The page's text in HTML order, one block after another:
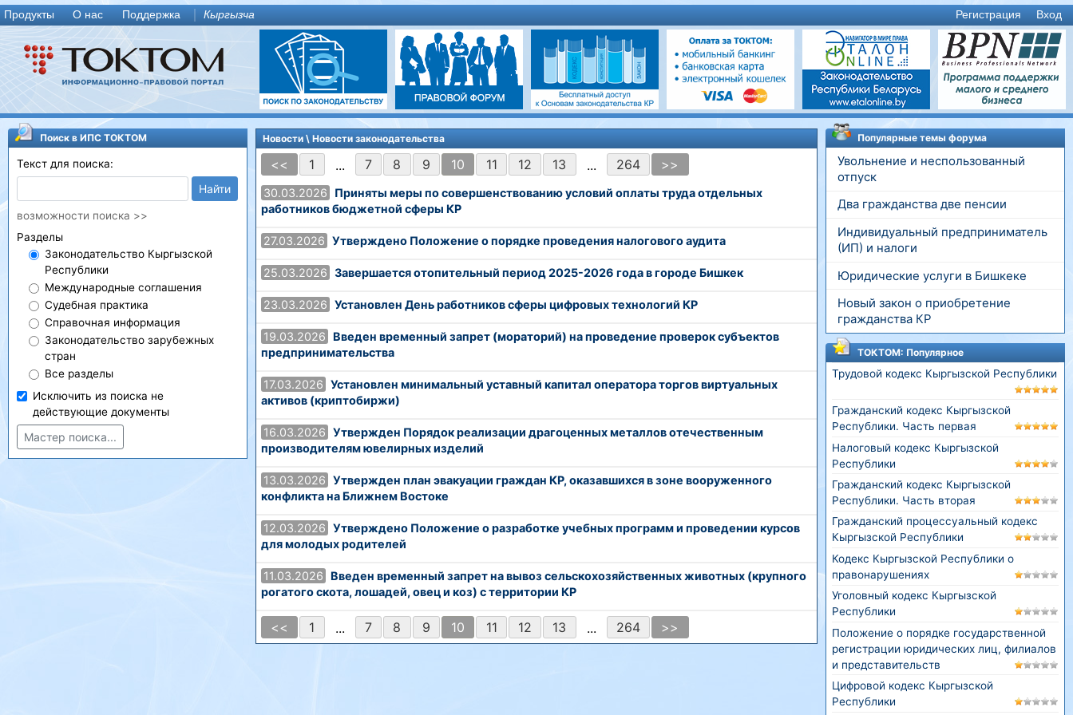
Продукты О нас Поддержка Кыргызча Вход
Регистрация
Поиск в ИПС ТОКТОМ
Текст для поиска:
Найти
возможности поиска >>
Разделы
Законодательство Кыргызской
Республики
Международные соглашения
Судебная практика
Справочная информация
Законодательство зарубежных
стран
Все разделы
Исключить из поиска не
действующие документы
Мастер поиска...
Популярные темы форума
Увольнение и неспользованный
отпуск
Два гражданства две пенсии
Индивидуальный предприниматель
(ИП) и налоги
Юридические услуги в Бишкеке
Новый закон о приобретение
гражданства КР
ТОКТОМ: Популярное
Трудовой кодекс Кыргызской Республики
Гражданский кодекс Кыргызской
Республики. Часть первая
Налоговый кодекс Кыргызской
Республики
Гражданский кодекс Кыргызской
Республики. Часть вторая
Гражданский процессуальный кодекс
Кыргызской Республики
Кодекс Кыргызской Республики о
правонарушениях
Уголовный кодекс Кыргызской
Республики
Положение о порядке государственной
регистрации юридических лиц, филиалов
и представительств
Цифровой кодекс Кыргызской
Республики
Новости \ Новости законодательства
<< 1 ... 7 8 9 10 11 12 13 ... 264 >>
30.03.2026
Приняты меры по совершенствованию условий оплаты труда отдельных
работников бюджетной сферы КР
27.03.2026 Утверждено Положение о порядке проведения налогового аудита
25.03.2026 Завершается отопительный период 2025-2026 года в городе Бишкек
23.03.2026 Установлен День работников сферы цифровых технологий КР
19.03.2026
Введен временный запрет (мораторий) на проведение проверок субъектов
предпринимательства
17.03.2026 Установлен минимальный уставный капитал оператора торгов виртуальных
активов (криптобиржи)
16.03.2026 Утвержден Порядок реализации драгоценных металлов отечественным
производителям ювелирных изделий
13.03.2026 Утвержден план эвакуации граждан КР, оказавшихся в зоне вооруженного
конфликта на Ближнем Востоке
12.03.2026 Утверждено Положение о разработке учебных программ и проведении курсов
для молодых родителей
11.03.2026
Введен временный запрет на вывоз сельскохозяйственных животных (крупного
рогатого скота, лошадей, овец и коз) с территории КР
<< 1 ... 7 8 9 10 11 12 13 ... 264 >>